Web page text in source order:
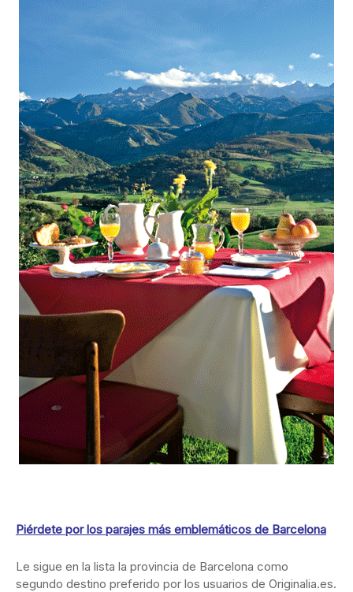
Piérdete por los parajes más emblemáticos de Barcelona
Le sigue en la lista la provincia de Barcelona como
segundo destino preferido por los usuarios de Originalia.es.